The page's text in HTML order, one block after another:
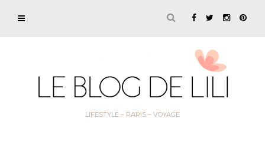
LIFESTYLE – PARIS – VOYAGE